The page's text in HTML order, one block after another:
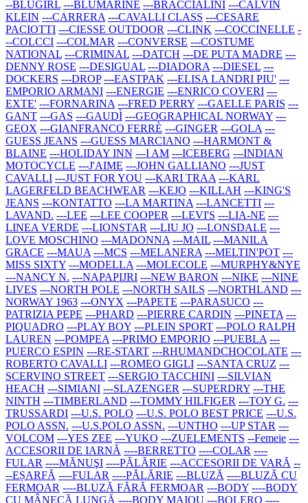
--BLUGIRL ---BLUMARINE ---BRACCIALINI ---CALVIN
KLEIN ---CARRERA ---CAVALLI CLASS ---CESARE
PACIOTTI ---CIESSE OUTDOOR ---CLINK ---COCCINELLE -
--COLCCI ---COLMAR ---CONVERSE ---COSTUME
NATIONAL ---CRIMINAL ---DATCH ---DE PUTA MADRE ---
DENNY ROSE ---DESIGUAL ---DIADORA ---DIESEL ---
DOCKERS ---DROP ---EASTPAK ---ELISA LANDRI PIU' ---
EMPORIO ARMANI ---ENERGIE ---ENRICO COVERI ---
EXTE' ---FORNARINA ---FRED PERRY ---GAELLE PARIS ---
GANT ---GAS ---GAUDÌ ---GEOGRAPHICAL NORWAY ---
GEOX ---GIANFRANCO FERRÈ ---GINGER ---GOLA ---
GUESS JEANS ---GUESS MARCIANO ---HARMONT &
BLAINE ---HOLIDAY INN ---I AM ---ICEBERG ---INDIAN
MOTOCYCLE ---J'AIME ---JOHN GALLIANO ---JUST
CAVALLI ---JUST FOR YOU ---KARI TRAA ---KARL
LAGERFELD BEACHWEAR ---KEJO ---KILLAH ---KING'S
JEANS ---KONTATTO ---LA MARTINA ---LANCETTI ---
LAVAND. ---LEE ---LEE COOPER ---LEVI'S ---LIA-NE ---
LINEA VERDE ---LIONSTAR ---LIU JO ---LONSDALE ---
LOVE MOSCHINO ---MADONNA ---MAIL ---MANILA
GRACE ---MAUA ---MCS ---MELANERA ---MELTIN'POT ---
MISS SIXTY ---MODELLA ---MOLECOLE ---MURPHY&NYE
---NANCY N. ---NAPAPIJRI ---NEW BARON ---NIKE ---NINE
LIVES ---NORTH POLE ---NORTH SAILS ---NORTHLAND ---
NORWAY 1963 ---ONYX ---PAPETE ---PARASUCO ---
PATRIZIA PEPE ---PHARD ---PIERRE CARDIN ---PINETA ---
PIQUADRO ---PLAY BOY ---PLEIN SPORT ---POLO RALPH
LAUREN ---POMPEA ---PRIMO EMPORIO ---PUEBLA ---
PUERCO ESPIN ---RE-START ---RHUMANDCHOCOLATE ---
ROBERTO CAVALLI ---ROMEO GIGLI ---SANTA CRUZ ---
SCERVINO STREET ---SERGIO TACCHINI ---SILVIAN
HEACH ---SIMIANI ---SLAZENGER ---SUPERDRY ---THE
NINTH ---TIMBERLAND ---TOMMY HILFIGER ---TOY G. ---
TRUSSARDI ---U.S. POLO ---U.S. POLO BEST PRICE ---U.S.
POLO ASSN. ---U.S.POLO ASSN. ---UNTHO ---UP STAR ---
VOLCOM ---YES ZEE ---YUKO ---ZUELEMENTS --Femeie ---
ACCESORII DE IARNĂ ----BERRETTO ----COLAR ----
FULAR ----MĂNUŞI ----PĂLĂRIE ---ACCESORII DE VARĂ --
--EȘARFĂ ----FULAR ----PĂLĂRIE ---BLUZĂ ----BLUZĂ CU
FERMOAR ----BLUZĂ FĂRĂ FERMOAR ---BODY ----BODY
CU MÂNECĂ LUNGĂ ----BODY MAIOU ---BOLERO ----